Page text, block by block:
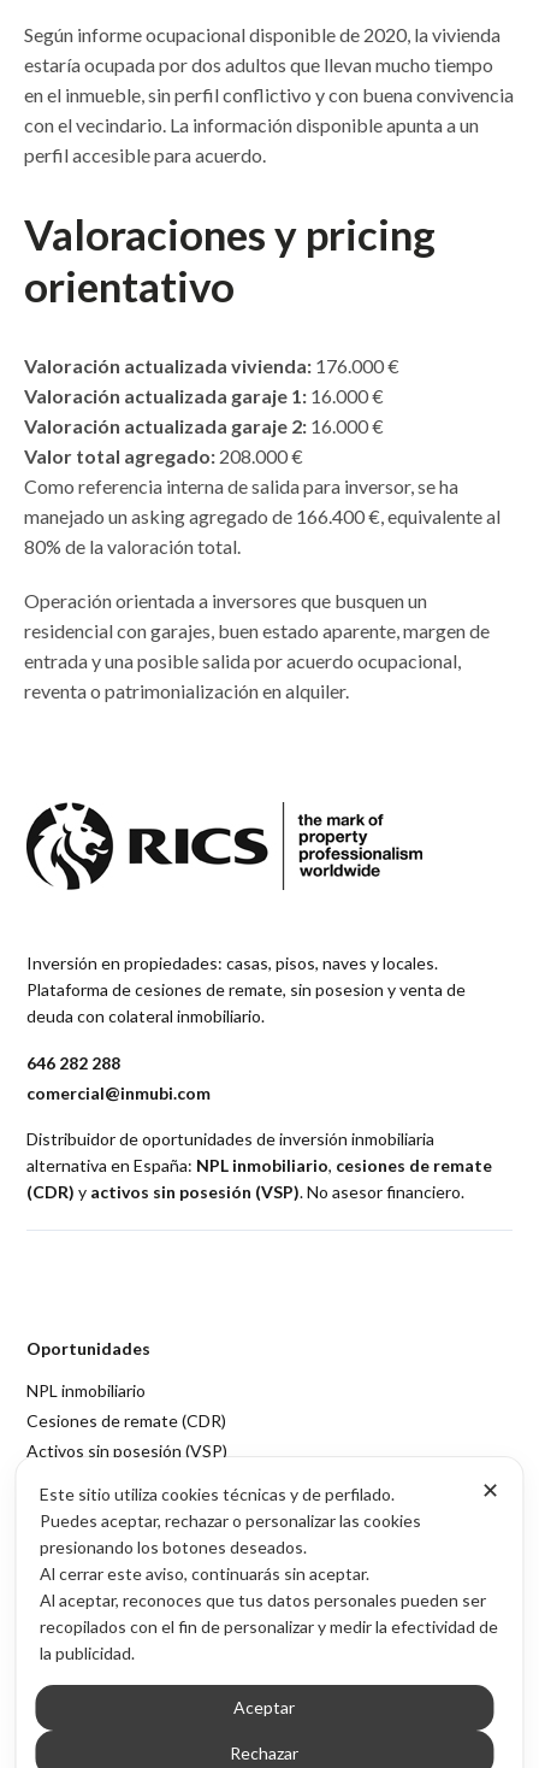
Según informe ocupacional disponible de 2020, la vivienda
estaría ocupada por dos adultos que llevan mucho tiempo
en el inmueble, sin perfil conflictivo y con buena convivencia
con el vecindario. La información disponible apunta a un
perfil accesible para acuerdo.
Valoraciones y pricing
orientativo
Valoración actualizada vivienda: 176.000 €
Valoración actualizada garaje 1: 16.000 €
Valoración actualizada garaje 2: 16.000 €
Valor total agregado: 208.000 €
Como referencia interna de salida para inversor, se ha
manejado un asking agregado de 166.400 €, equivalente al
80% de la valoración total.
Operación orientada a inversores que busquen un
residencial con garajes, buen estado aparente, margen de
entrada y una posible salida por acuerdo ocupacional,
reventa o patrimonialización en alquiler.
Inversión en propiedades: casas, pisos, naves y locales.
Plataforma de cesiones de remate, sin posesion y venta de
deuda con colateral inmobiliario.
646 282 288
comercial@inmubi.com
Distribuidor de oportunidades de inversión inmobiliaria
alternativa en España: NPL inmobiliario, cesiones de remate
(CDR) y activos sin posesión (VSP). No asesor financiero.
Oportunidades
NPL inmobiliario
Cesiones de remate (CDR)
Activos sin posesión (VSP)
Contenido
Blog de inversión inmobiliaria
Sobre Inmubi
Legal
Aviso legal
Política de privacidad
Política de cookies
✕
Este sitio utiliza cookies técnicas y de perfilado.
Puedes aceptar, rechazar o personalizar las cookies
presionando los botones deseados.
Al cerrar este aviso, continuarás sin aceptar.
Al aceptar, reconoces que tus datos personales pueden ser
recopilados con el fin de personalizar y medir la efectividad de
la publicidad.
Aceptar
Rechazar